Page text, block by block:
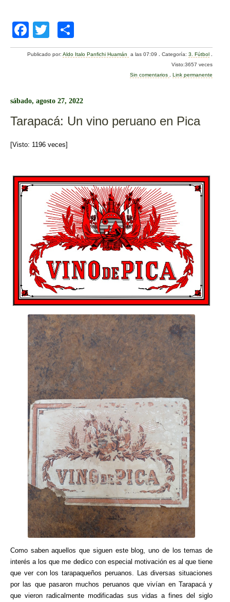
F
a
b
o
k
wi
tt
o
m
ar
tir
Publicado por:Aldo Italo Panfichi Huamán a las 07:09 .Categoría:3. Fútbol
Visto:3657 veces
Sin comentarios
Link permanente
sábado, agosto 27, 2022
Tarapacá: Un vino peruano en Pica
[Visto: 1196 veces]
Como saben aquellos que siguen este blog, uno de los temas de
interés a los que me dedico con especial motivación es al que tiene
que ver con los tarapaqueños peruanos. Las diversas situaciones
por las que pasaron muchos peruanos que vivían en Tarapacá y
que vieron radicalmente modificadas sus vidas a fines del siglo